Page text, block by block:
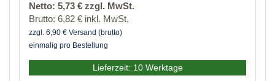
Netto: 5,73 € zzgl. MwSt.
Brutto: 6,82 € inkl. MwSt.
zzgl. 6,90 € Versand (brutto)
einmalig pro Bestellung
Lieferzeit: 10 Werktage